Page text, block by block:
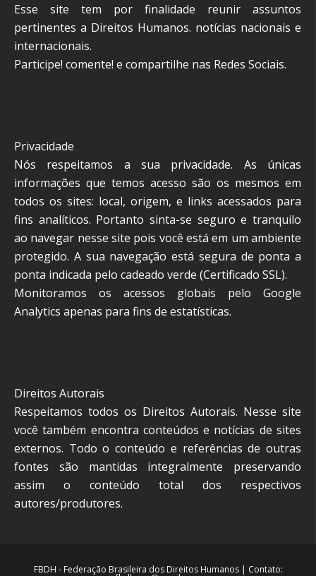
Esse site tem por finalidade reunir assuntos
pertinentes a Direitos Humanos. notícias nacionais e
internacionais.
Participe! comente! e compartilhe nas Redes Sociais.
Privacidade
Nós respeitamos a sua privacidade. As únicas
informações que temos acesso são os mesmos em
todos os sites: local, origem, e links acessados para
fins analíticos. Portanto sinta-se seguro e tranquilo
ao navegar nesse site pois você está em um ambiente
protegido. A sua navegação está segura de ponta a
ponta indicada pelo cadeado verde (Certificado SSL).
Monitoramos os acessos globais pelo Google
Analytics apenas para fins de estatísticas.
Direitos Autorais
Respeitamos todos os Direitos Autorais. Nesse site
você também encontra conteúdos e notícias de sites
externos. Todo o conteúdo e referências de outras
fontes são mantidas integralmente preservando
assim o conteúdo total dos respectivos
autores/produtores.
FBDH - Federação Brasileira dos Direitos Humanos | Contato: